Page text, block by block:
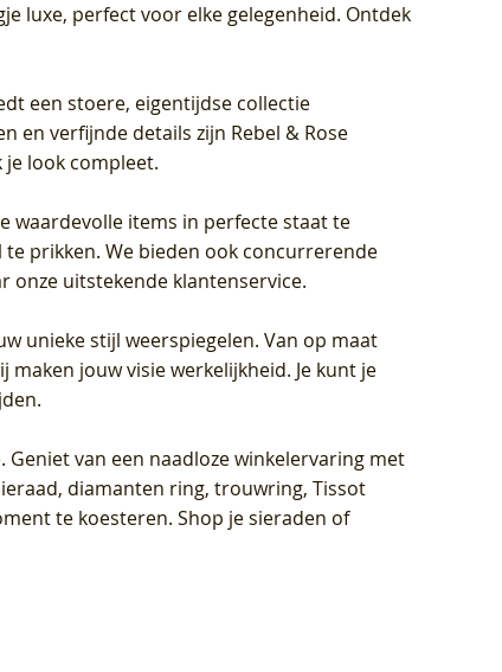
luxe, perfect voor elke gelegenheid. Ontdek
een stoere, eigentijdse collectie
en verfijnde details zijn Rebel & Rose
look compleet.
waardevolle items in perfecte staat te
prikken. We bieden ook concurrerende
onze uitstekende klantenservice.
unieke stijl weerspiegelen. Van op maat
jouw visie werkelijkheid. Je kunt je
. Geniet van een naadloze winkelervaring met
diamanten ring, trouwring, Tissot
te koesteren. Shop je sieraden of